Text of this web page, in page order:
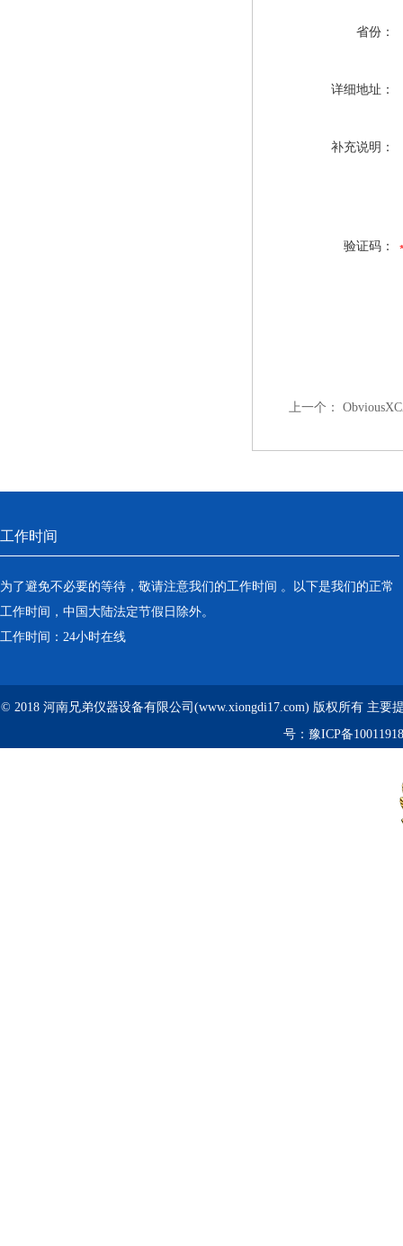
省份：
详细地址：
补充说明：
验证码：
上一个：
工作时间
为了避免不必要的等待，敬请注意我们的工作时间 。以下是我们的正常
工作时间，中国大陆法定节假日除外。
工作时间：24小时在线
© 2018 河南兄弟仪器设备有限公司(www.xiongdi17.com) 版权所有 主要
号： 豫ICP备